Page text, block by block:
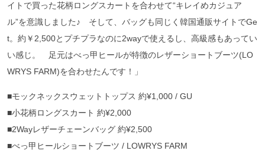
イトで買った花柄ロングスカートを合わせて“キレイめカジュア
ル”を意識しました♪ そして、バッグも同じく韓国通販サイトでGe
t。約￥2,500とプチプラなのに2wayで使えるし、高級感もあってい
い感じ。 足元はべっ甲ヒールが特徴のレザーショートブーツ(LO
WRYS FARM)を合わせたんです！」
■モックネックスウェットトップス 約¥1,000 / GU
■小花柄ロングスカート 約¥2,000
■2Wayレザーチェーンバッグ 約¥2,500
■べっ甲ヒールショートブーツ / LOWRYS FARM